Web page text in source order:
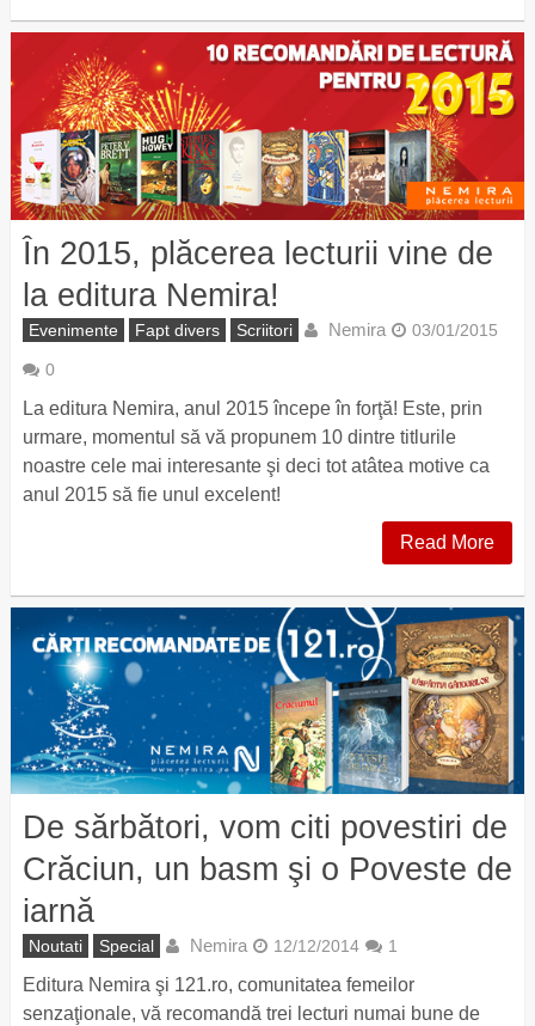
În 2015, plăcerea lecturii vine de
la editura Nemira!
Evenimente Fapt divers Scriitori Nemira 03/01/2015
0
La editura Nemira, anul 2015 începe în forţă! Este, prin
urmare, momentul să vă propunem 10 dintre titlurile
noastre cele mai interesante şi deci tot atâtea motive ca
anul 2015 să fie unul excelent!
Read More
De sărbători, vom citi povestiri de
Crăciun, un basm şi o Poveste de
iarnă
Noutati Special Nemira 12/12/2014 1
Editura Nemira şi 121.ro, comunitatea femeilor
senzaţionale, vă recomandă trei lecturi numai bune de